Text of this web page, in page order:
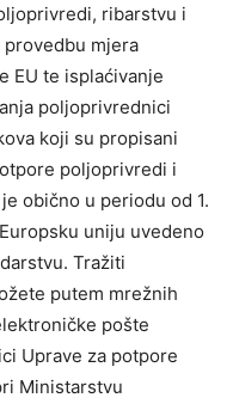
ribarstvu i
mjera
EU te isplaćivanje
poljoprivrednici
koji su propisani
poljoprivredi i
obično u periodu od 1.
uniju uvedeno
Tražiti
putem mrežnih
pošte
Uprave za potpore
Ministarstvu